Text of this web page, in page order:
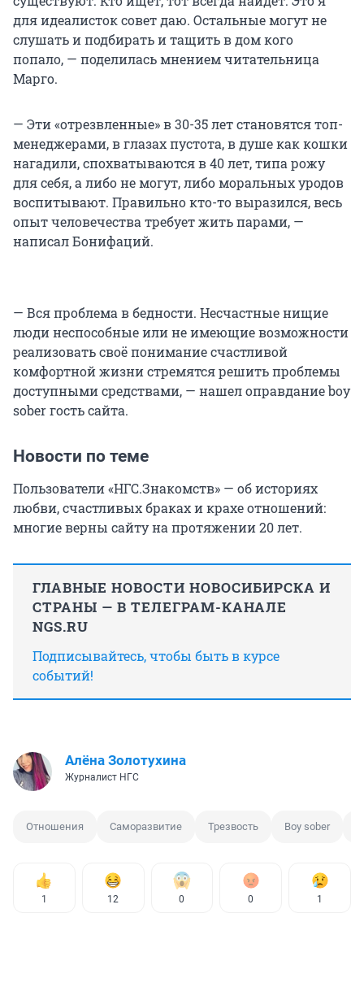
для идеалисток совет даю. Остальные могут не
слушать и подбирать и тащить в дом кого
попало, — поделилась мнением читательница
Марго.
— Эти «отрезвленные» в 30-35 лет становятся топ-
менеджерами, в глазах пустота, в душе как кошки
нагадили, спохватываются в 40 лет, типа рожу
для себя, а либо не могут, либо моральных уродов
воспитывают. Правильно кто-то выразился, весь
опыт человечества требует жить парами, —
написал Бонифаций.
— Вся проблема в бедности. Несчастные нищие
люди неспособные или не имеющие возможности
реализовать своё понимание счастливой
комфортной жизни стремятся решить проблемы
доступными средствами, — нашел оправдание boy
sober гость сайта.
Новости по теме
Пользователи «НГС.Знакомств» — об историях
любви, счастливых браках и крахе отношений:
многие верны сайту на протяжении 20 лет.
ГЛАВНЫЕ НОВОСТИ НОВОСИБИРСКА И
СТРАНЫ — В ТЕЛЕГРАМ-КАНАЛЕ
NGS.RU
Подписывайтесь, чтобы быть в курсе
событий!
Алёна Золотухина
Журналист НГС
Отношения Саморазвитие Трезвость Boy sober
1 12 0 0 1